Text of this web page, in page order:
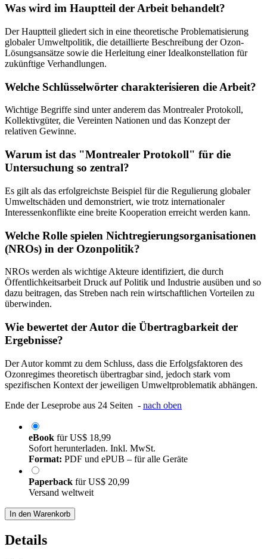
Was wird im Hauptteil der Arbeit behandelt?
Der Hauptteil gliedert sich in eine theoretische Problematisierung
globaler Umweltpolitik, die detaillierte Beschreibung der Ozon-
Lösungsansätze sowie die Herleitung einer Idealkonstellation für
zukünftige Verhandlungen.
Welche Schlüsselwörter charakterisieren die Arbeit?
Wichtige Begriffe sind unter anderem das Montrealer Protokoll,
Kollektivgüter, die Vereinten Nationen und das Konzept der
relativen Gewinne.
Warum ist das "Montrealer Protokoll" für die
Untersuchung so zentral?
Es gilt als das erfolgreichste Beispiel für die Regulierung globaler
Umweltschäden und demonstriert, wie trotz internationaler
Interessenkonflikte eine breite Kooperation erreicht werden kann.
Welche Rolle spielen Nichtregierungsorganisationen
(NROs) in der Ozonpolitik?
NROs werden als wichtige Akteure identifiziert, die durch
Öffentlichkeitsarbeit Druck auf Politik und Industrie ausüben und so
dazu beitragen, das Streben nach rein wirtschaftlichen Vorteilen zu
überwinden.
Wie bewertet der Autor die Übertragbarkeit der
Ergebnisse?
Der Autor kommt zu dem Schluss, dass die Erfolgsfaktoren des
Ozonregimes theoretisch übertragbar sind, jedoch stark vom
spezifischen Kontext der jeweiligen Umweltproblematik abhängen.
Ende der Leseprobe aus 24 Seiten - nach oben
eBook fürUS$ 18,99
Sofort herunterladen. Inkl. MwSt.
Format: PDF und ePUB – für alle Geräte
Paperback fürUS$ 20,99
Versand weltweit
In den Warenkorb
Details